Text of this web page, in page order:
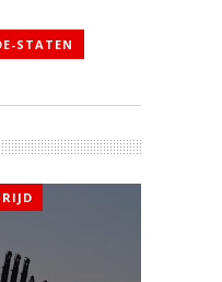
STATEN